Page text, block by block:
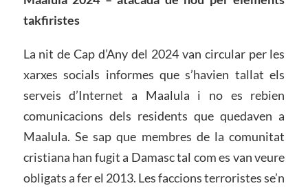
takfiristes
La nit de Cap d’Any del 2024 van circular per les
xarxes socials informes que s’havien tallat els
serveis d’Internet a Maalula i no es rebien
comunicacions dels residents que quedaven a
Maalula. Se sap que membres de la comunitat
cristiana han fugit a Damasc tal com es van veure
obligats a fer el 2013. Les faccions terroristes se’n